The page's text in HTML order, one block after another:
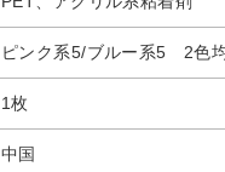
ピンク系5/ブルー系5 2色
1枚
中国